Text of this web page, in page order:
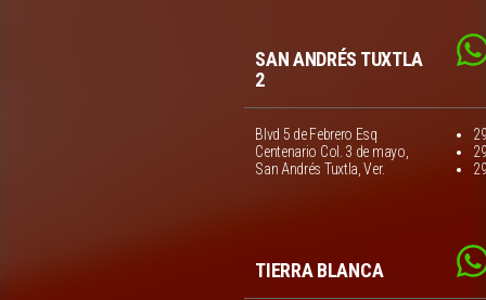
SAN ANDRÉS TUXTLA
2
Blvd 5 de Febrero Esq
Centenario Col. 3 de mayo,
San Andrés Tuxtla, Ver.
TIERRA BLANCA